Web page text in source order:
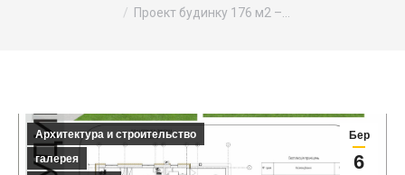
Проект будинку 176 м2 –…
Бер
6
Архитектура и строительство
галерея